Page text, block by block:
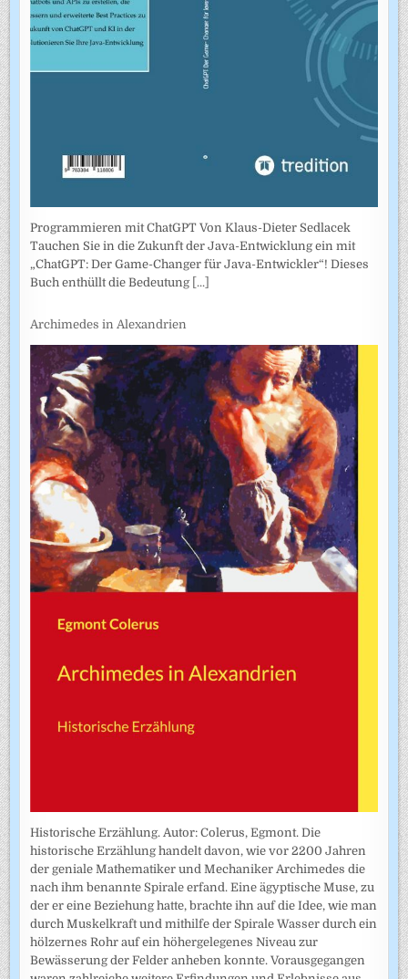
Programmieren mit ChatGPT Von Klaus-Dieter Sedlacek
Tauchen Sie in die Zukunft der Java-Entwicklung ein mit
„ChatGPT: Der Game-Changer für Java-Entwickler“! Dieses
Buch enthüllt die Bedeutung [...]
Archimedes in Alexandrien
Historische Erzählung. Autor: Colerus, Egmont. Die
historische Erzählung handelt davon, wie vor 2200 Jahren
der geniale Mathematiker und Mechaniker Archimedes die
nach ihm benannte Spirale erfand. Eine ägyptische Muse, zu
der er eine Beziehung hatte, brachte ihn auf die Idee, wie man
durch Muskelkraft und mithilfe der Spirale Wasser durch ein
hölzernes Rohr auf ein höhergelegenes Niveau zur
Bewässerung der Felder anheben konnte. Vorausgegangen